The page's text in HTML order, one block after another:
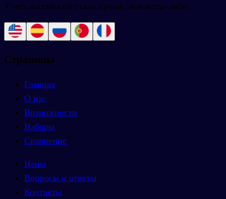
Учить китайский стало проще, чем когда-либо.
Страницы
Главная
О нас
Возможности
Наборы
Сравнение
Цены
Вопросы и ответы
Контакты